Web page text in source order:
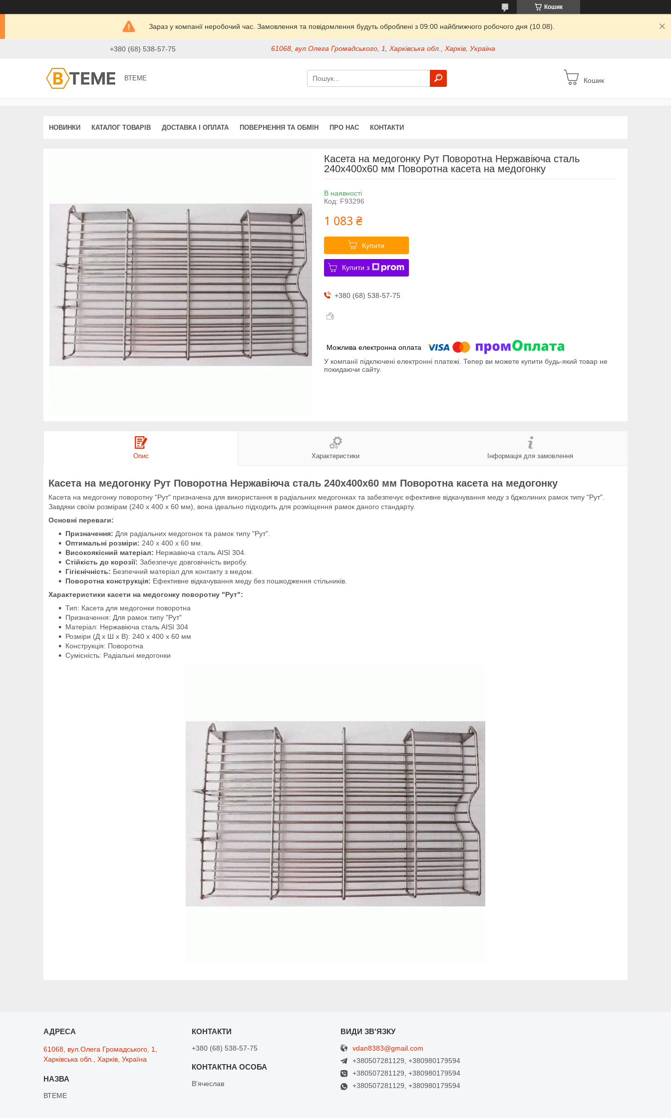
Кошик
Зараз у компанії неробочий час. Замовлення та повідомлення будуть оброблені з 09:00 найближчого робочого дня (10.08).
+380 (68) 538-57-75 61068, вул.Олега Громадського, 1, Харківська обл., Харків, Україна
ВТЕМЕ Кошик
НОВИНКИ КАТАЛОГ ТОВАРІВ ДОСТАВКА І ОПЛАТА ПОВЕРНЕННЯ ТА ОБМІН ПРО НАС КОНТАКТИ
Касета на медогонку Рут Поворотна Нержавіюча сталь
240x400x60 мм Поворотна касета на медогонку
В наявності
Код: F93296
1 083 ₴
Купити
Купити з
+380 (68) 538-57-75
У компанії підключені електронні платежі. Тепер ви можете купити будь-який товар не
покидаючи сайту.
Опис Характеристики Інформація для замовлення
Касета на медогонку Рут Поворотна Нержавіюча сталь 240x400x60 мм Поворотна касета на медогонку
Касета на медогонку поворотну "Рут" призначена для використання в радіальних медогонках та забезпечує ефективне відкачування меду з бджолиних рамок типу "Рут".
Завдяки своїм розмірам (240 x 400 x 60 мм), вона ідеально підходить для розміщення рамок даного стандарту.
Основні переваги:
Призначення: Для радіальних медогонок та рамок типу "Рут".
Оптимальні розміри: 240 x 400 x 60 мм.
Високоякісний матеріал: Нержавіюча сталь AISI 304.
Стійкість до корозії: Забезпечує довговічність виробу.
Гігієнічність: Безпечний матеріал для контакту з медом.
Поворотна конструкція: Ефективне відкачування меду без пошкодження стільників.
Характеристики касети на медогонку поворотну "Рут":
Тип: Касета для медогонки поворотна
Призначення: Для рамок типу "Рут"
Матеріал: Нержавіюча сталь AISI 304
Розміри (Д х Ш х В): 240 x 400 x 60 мм
Конструкція: Поворотна
Сумісність: Радіальні медогонки
61068, вул.Олега Громадського, 1,
Харківська обл., Харків, Україна
ВТЕМЕ
+380 (68) 538-57-75
В'ячеслав
vdan8383@gmail.com
+380507281129, +380980179594
+380507281129, +380980179594
+380507281129, +380980179594